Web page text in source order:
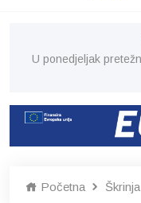
U ponedjeljak
Početna Škrinja